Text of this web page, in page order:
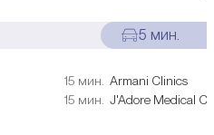
15 мин.
15 мин.
5 мин.
Armani Clinics
J'Adore Medical